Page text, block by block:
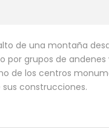
de una montaña
por grupos de
de los centros
construcciones.